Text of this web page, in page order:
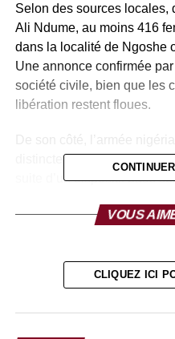
Selon des sources locales,
Ali Ndume, au moins 416
dans la localité de Ngoshe
Une annonce confirmée
société civile, bien que les
libération restent floues.
distincte ayant permis de
suite d’un dispositif basé
groupes insurgés avant
: au Nigeria, la libération
une zone grise où
négociations indirectes et,
VOUS
CLIQUEZ ICI